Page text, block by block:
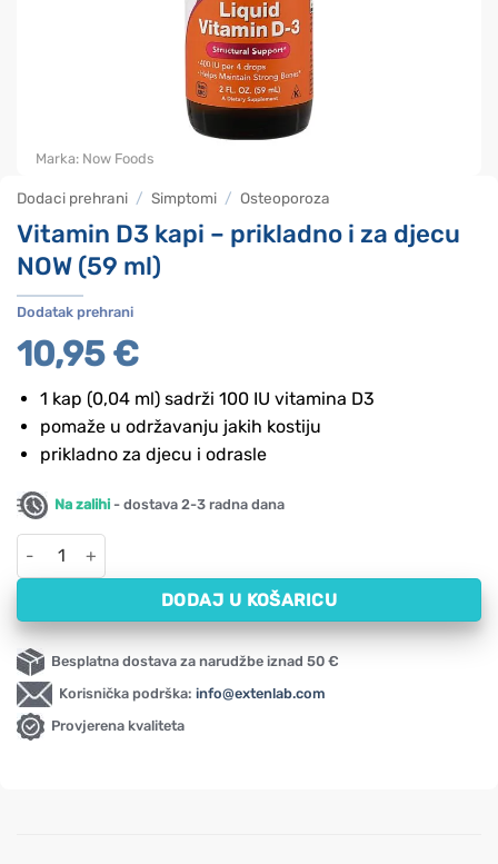
Dodaci prehrani / Simptomi / Osteoporoza
Vitamin D3 kapi – prikladno i za djecu
NOW (59 ml)
Dodatak prehrani
10,95€
1 kap (0,04 ml) sadrži 100 IU vitamina D3
pomaže u održavanju jakih kostiju
prikladno za djecu i odrasle
Na zalihi - dostava 2-3 radna dana
Vitamin D3 kapi - prikladno i za djecu NOW (59 ml) količina
DODAJ U KOŠARICU
Besplatna dostava za narudžbe iznad 50 €
Korisnička podrška: info@extenlab.com
Provjerena kvaliteta
Marka: Now Foods